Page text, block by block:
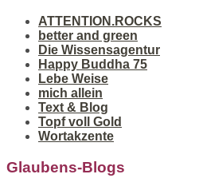
ATTENTION.ROCKS
better and green
Die Wissensagentur
Happy Buddha 75
Lebe Weise
mich allein
Text & Blog
Topf voll Gold
Wortakzente
Glaubens-Blogs